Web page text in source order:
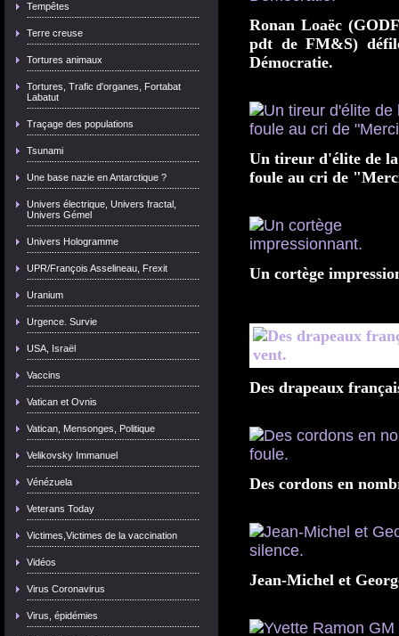
Tempêtes
Terre creuse
Tortures animaux
Tortures, Trafic d'organes, Fortabat
Labatut
Traçage des populations
Tsunami
Une base nazie en Antarctique ?
Univers électrique, Univers fractal,
Univers Gémel
Univers Hologramme
UPR/François Asselineau, Frexit
Uranium
Urgence. Survie
USA, Israël
Vaccins
Vatican et Ovnis
Vatican, Mensonges, Politique
Velikovsky Immanuel
Vénézuela
Veterans Today
Victimes,Victimes de la vaccination
Vidéos
Virus Coronavirus
Virus, épidémies
Ronan Loaëc
pdt de FM&S)
Démocratie.
Un tireur d'élite de
foule au cri de
Un cortège
Des drapeaux
Des cordons en
Jean-Michel et